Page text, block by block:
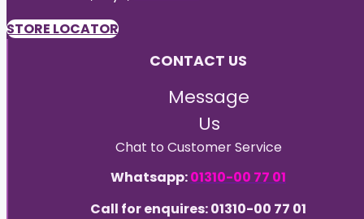
STORE LOCATOR
CONTACT US
Message
Us
Chat to Customer Service
Whatsapp:01310-00 77 01
Call for enquires: 01310-00 77 01